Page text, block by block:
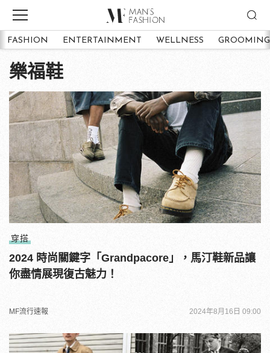
FASHION ENTERTAINMENT WELLNESS GROOMING
樂福鞋
穿搭
2024 時尚關鍵字「Grandpacore」，馬汀鞋新品讓
你盡情展現復古魅力！
MF流行速報 2024年8月16日 09:00